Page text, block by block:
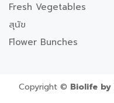
Fresh Vegetables
สุนัข
Flower Bunches
Copyright © Biolife by